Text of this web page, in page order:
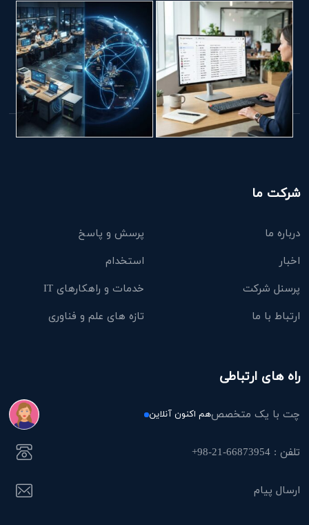
شرکت ما
درباره ما
پرسش و پاسخ
اخبار
استخدام
پرسنل شرکت
خدمات و راهکارهای IT
ارتباط با ما
تازه های علم و فناوری
راه های ارتباطی
چت با یک متخصصهم اکنون آنلاین
تلفن : 66873954-21-98+
ارسال پیام